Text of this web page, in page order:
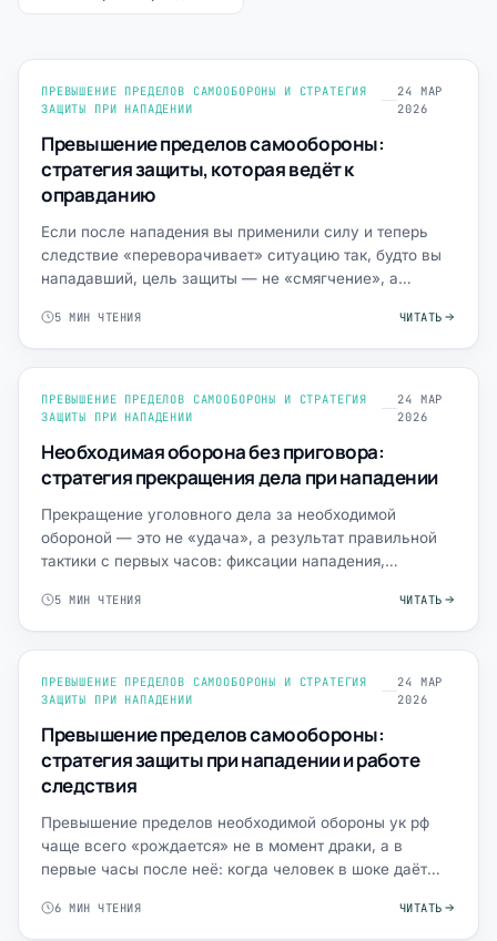
ПРЕВЫШЕНИЕ ПРЕДЕЛОВ САМООБОРОНЫ И СТРАТЕГИЯ
ЗАЩИТЫ ПРИ НАПАДЕНИИ
24 МАР
2026
Превышение пределов самообороны:
стратегия защиты, которая ведёт к
оправданию
Если после нападения вы применили силу и теперь
следствие «переворачивает» ситуацию так, будто вы
нападавший, цель защиты — не «смягчение», а
5 МИН ЧТЕНИЯ ЧИТАТЬ
ПРЕВЫШЕНИЕ ПРЕДЕЛОВ САМООБОРОНЫ И СТРАТЕГИЯ
ЗАЩИТЫ ПРИ НАПАДЕНИИ
24 МАР
2026
Необходимая оборона без приговора:
стратегия прекращения дела при нападении
Прекращение уголовного дела за необходимой
обороной — это не «удача», а результат правильной
тактики с первых часов: фиксации нападения,
5 МИН ЧТЕНИЯ ЧИТАТЬ
ПРЕВЫШЕНИЕ ПРЕДЕЛОВ САМООБОРОНЫ И СТРАТЕГИЯ
ЗАЩИТЫ ПРИ НАПАДЕНИИ
24 МАР
2026
Превышение пределов самообороны:
стратегия защиты при нападении и работе
следствия
Превышение пределов необходимой обороны ук рф
чаще всего «рождается» не в момент драки, а в
первые часы после неё: когда человек в шоке даёт
6 МИН ЧТЕНИЯ ЧИТАТЬ